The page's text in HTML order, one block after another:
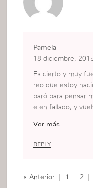
Pamela
18 diciembre,
Es cierto y muy
reo que estoy
paró para pensar
e eh fallado, y
er, gracias a Dios
Ver más
REPLY
« Anterior 1 2